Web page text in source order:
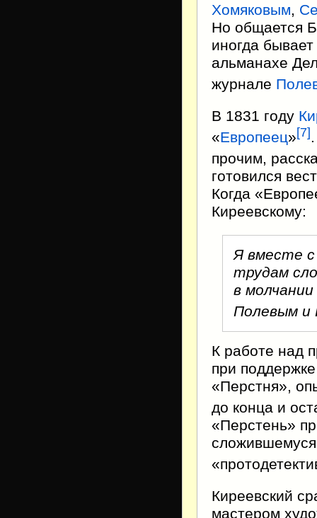
Хомяковым,
Но общается
иногда
альманахе
журнале
В 1831 году
«Европеец»[7]
прочим,
готовился
Когда
Киреевскому:
Я вместе с
трудам
в
Полевым и
К работе над
при
«Перстня»,
до конца и
«Перстень»
Киреевский
мастером